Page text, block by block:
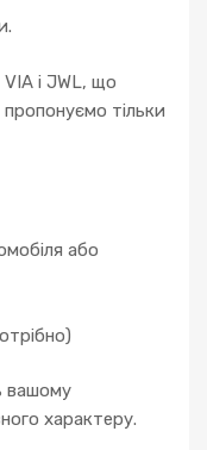
і JWL, що
тільки
або
вашому
характеру.